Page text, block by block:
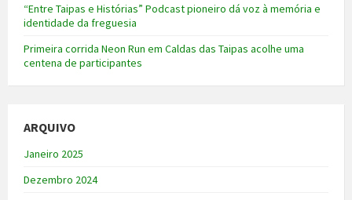
“Entre Taipas e Histórias” Podcast pioneiro dá voz à memória e
identidade da freguesia
Primeira corrida Neon Run em Caldas das Taipas acolhe uma
centena de participantes
ARQUIVO
Janeiro 2025
Dezembro 2024